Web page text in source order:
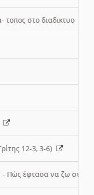
τοπος στο διαδικτυο
12-3, 3-6)
- Πώς έφτασα να ζω στην